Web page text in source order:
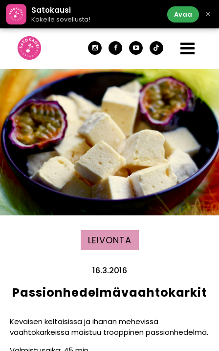
Satokausi
Kokeile sovellusta!
Avaa ×
LEIVONTA
16.3.2016
Passionhedelmävaahtokarkit
Keväisen keltaisissa ja ihanan mehevissä
vaahtokarkeissa maistuu trooppinen passionhedelmä.